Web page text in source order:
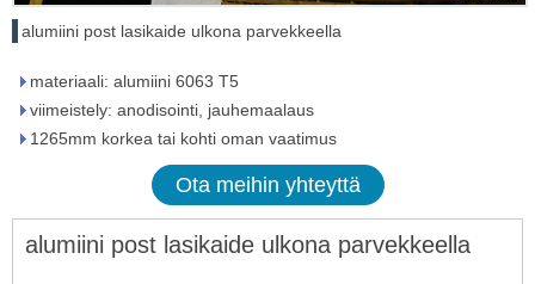
alumiini post lasikaide ulkona parvekkeella
materiaali: alumiini 6063 T5
viimeistely: anodisointi, jauhemaalaus
1265mm korkea tai kohti oman vaatimus
Ota meihin yhteyttä
alumiini post lasikaide ulkona parvekkeella